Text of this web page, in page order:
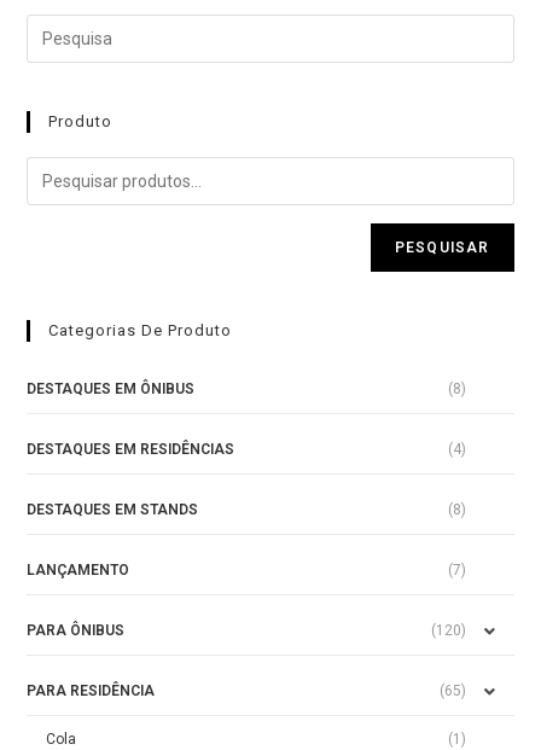
ç
0
5
Produto
PESQUISAR
Categorias De Produto
DESTAQUES EM ÔNIBUS (8)
DESTAQUES EM RESIDÊNCIAS (4)
DESTAQUES EM STANDS (8)
LANÇAMENTO (7)
PARA ÔNIBUS (120)
PARA RESIDÊNCIA (65)
Cola (1)